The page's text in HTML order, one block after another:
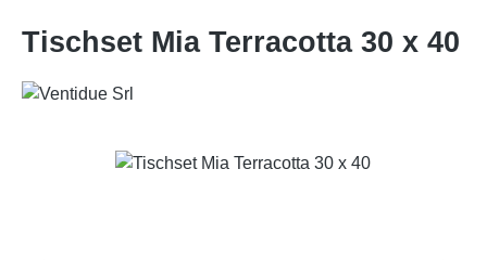
Tischset Mia Terracotta 30 x 40
Bildergalerie überspringen